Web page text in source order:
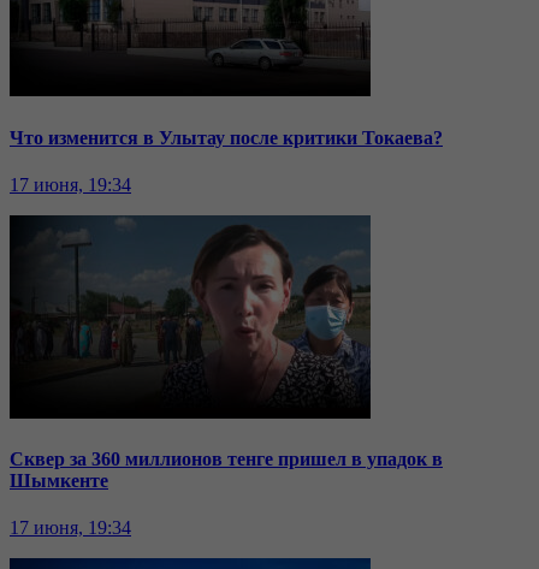
Что изменится в Улытау после критики Токаева?
17 июня, 19:34
Сквер за 360 миллионов тенге пришел в упадок в
Шымкенте
17 июня, 19:34